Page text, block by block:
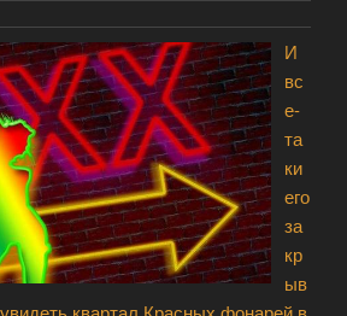
И
вс
е-
та
ки
его
за
кр
ыв